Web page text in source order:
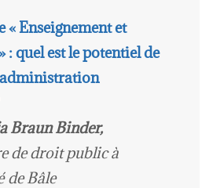
« Enseignement et
: quel est le potentiel de
Braun Binder,
de droit public à
de Bâle